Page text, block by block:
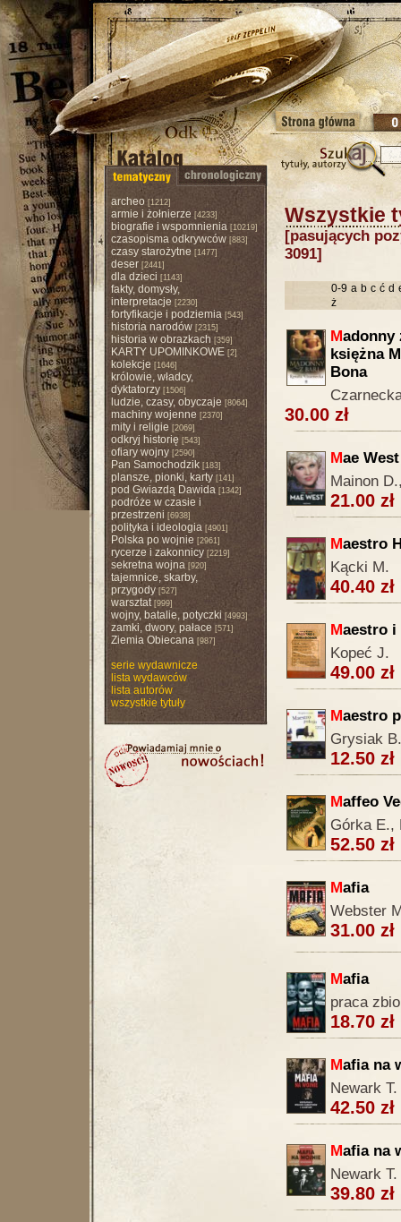
archeo [1212]
armie i żołnierze [4233]
biografie i wspomnienia[10219]
czasopisma odkrywców[883]
czasy starożytne [1477]
deser[2441]
dla dzieci [1143]
fakty, domysły,
interpretacje [2230]
fortyfikacje i podziemia[543]
historia narodów[2315]
historia w obrazkach [359]
KARTY UPOMINKOWE[2]
kolekcje [1646]
królowie, władcy,
dyktatorzy[1506]
ludzie, czasy, obyczaje [8064]
machiny wojenne [2370]
mity i religie [2069]
odkryj historię[543]
ofiary wojny[2590]
Pan Samochodzik[183]
plansze, pionki, karty[141]
pod Gwiazdą Dawida[1342]
podróże w czasie i
przestrzeni [6938]
polityka i ideologia[4901]
Polska po wojnie [2961]
rycerze i zakonnicy[2219]
sekretna wojna[920]
tajemnice, skarby,
przygody[527]
warsztat[999]
wojny, batalie, potyczki [4993]
zamki, dwory, pałace [571]
Ziemia Obiecana[987]
serie wydawnicze
lista wydawców
lista autorów
wszystkie tytuły
Wszystkie
[pasujących
3091]
0-9 a b c ć d
ż
Madonny
księżna
Bona
30.00 zł
Mae
Mainon
21.00 zł
Maestro
Kącki M.
40.40 zł
Maestro i
Kopeć J.
49.00 zł
Maestro
Grysiak B.
12.50 zł
Maffeo
Górka E.,
52.50 zł
Mafia
Webster
31.00 zł
Mafia
praca
18.70 zł
Mafia na
Newark T.
42.50 zł
Mafia na
Newark T.
39.80 zł